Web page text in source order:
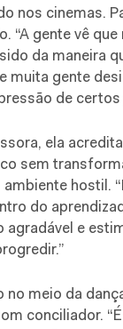
nos cinemas.
“A gente vê que
da maneira
muita gente
de
ela
sem
hostil.
do
agradável e
no meio da
conciliador.